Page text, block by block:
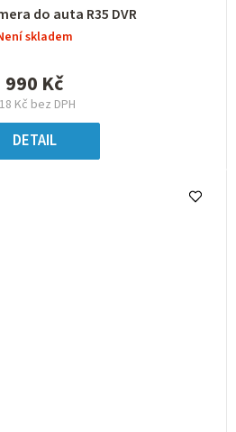
do auta R35 DVR
skladem
Kč bez DPH
990 Kč
DETAIL